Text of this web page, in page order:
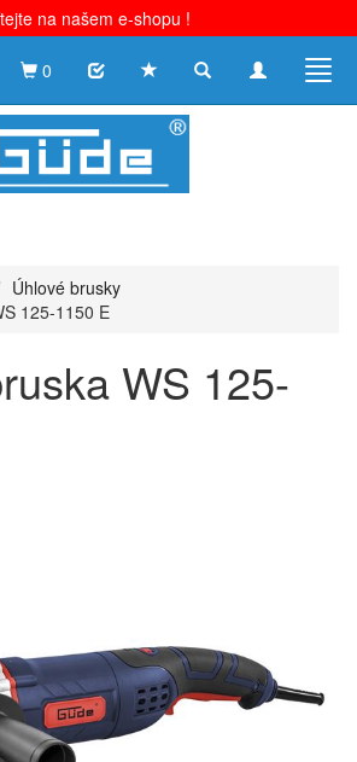
na našem e-shopu !
Toggle
Toggle
0
Úhlové brusky
125-1150 E
WS 125-